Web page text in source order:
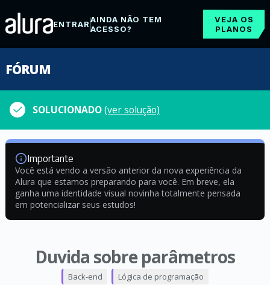
ENTRARAINDA NÃO TEM
ACESSO?
VEJA OS
PLANOS
FÓRUM
SOLUCIONADO(ver solução)
Importante
Você está vendo a versão anterior da nova experiência da
Alura que estamos preparando para você. Em breve, ela
ganha uma identidade visual novinha totalmente pensada
em potencializar seus estudos!
Duvida sobre parâmetros
Back-end Lógica de programação